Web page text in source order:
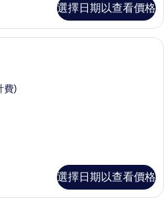
選擇日期以查看價格
迷你吧、書桌、筆電工作空間、遮光
費)
選擇日期以查看價格